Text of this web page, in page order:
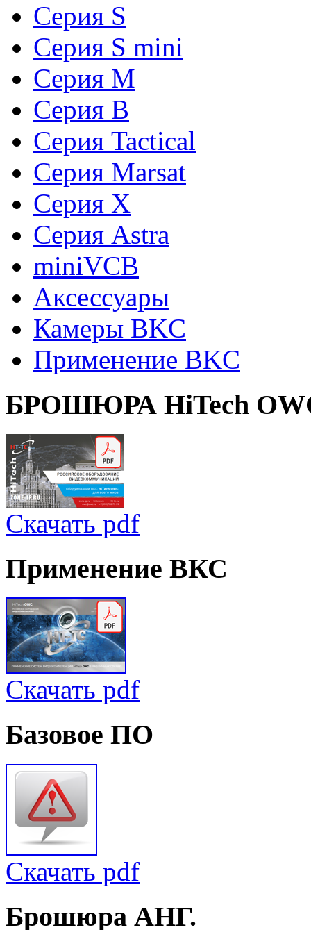
Серия S
Серия S mini
Серия М
Серия В
Серия Tactical
Серия Marsat
Cерия X
Cерия Astra
miniVCB
Аксессуары
Камеры BKC
Применение BKC
БРОШЮРА HiTech
Скачать pdf
Применение ВКС
Скачать pdf
Базовое ПО
Скачать pdf
Брошюра АНГ.